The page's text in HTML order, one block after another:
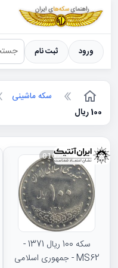
سکه ها ؛ راهنمای
ورود ثبت نام
سکه ماشینی
100 ریال
010229
سکه 100 ریال 1371 -
MS62 - جمهوری اسلامی